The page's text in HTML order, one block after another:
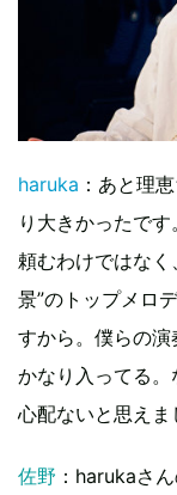
haruka ：あと理
り大きかったで
頼むわけではな
景”のトップメロ
すから。僕らの
かなり入ってる
心配ないと思えま
佐野 ：harukaさ